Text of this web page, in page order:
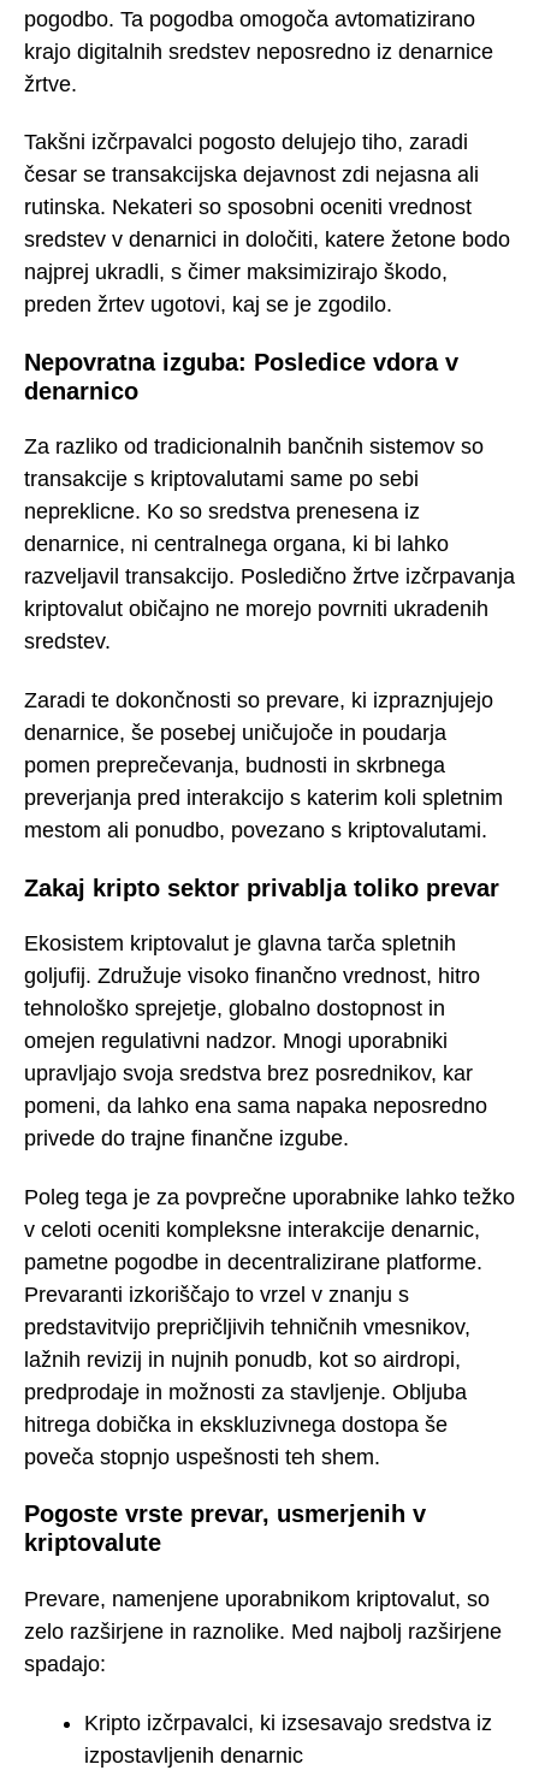
pogodbo. Ta pogodba omogoča avtomatizirano
krajo digitalnih sredstev neposredno iz denarnice
žrtve.
Takšni izčrpavalci pogosto delujejo tiho, zaradi
česar se transakcijska dejavnost zdi nejasna ali
rutinska. Nekateri so sposobni oceniti vrednost
sredstev v denarnici in določiti, katere žetone bodo
najprej ukradli, s čimer maksimizirajo škodo,
preden žrtev ugotovi, kaj se je zgodilo.
Nepovratna izguba: Posledice vdora v
denarnico
Za razliko od tradicionalnih bančnih sistemov so
transakcije s kriptovalutami same po sebi
nepreklicne. Ko so sredstva prenesena iz
denarnice, ni centralnega organa, ki bi lahko
razveljavil transakcijo. Posledično žrtve izčrpavanja
kriptovalut običajno ne morejo povrniti ukradenih
sredstev.
Zaradi te dokončnosti so prevare, ki izpraznjujejo
denarnice, še posebej uničujoče in poudarja
pomen preprečevanja, budnosti in skrbnega
preverjanja pred interakcijo s katerim koli spletnim
mestom ali ponudbo, povezano s kriptovalutami.
Zakaj kripto sektor privablja toliko prevar
Ekosistem kriptovalut je glavna tarča spletnih
goljufij. Združuje visoko finančno vrednost, hitro
tehnološko sprejetje, globalno dostopnost in
omejen regulativni nadzor. Mnogi uporabniki
upravljajo svoja sredstva brez posrednikov, kar
pomeni, da lahko ena sama napaka neposredno
privede do trajne finančne izgube.
Poleg tega je za povprečne uporabnike lahko težko
v celoti oceniti kompleksne interakcije denarnic,
pametne pogodbe in decentralizirane platforme.
Prevaranti izkoriščajo to vrzel v znanju s
predstavitvijo prepričljivih tehničnih vmesnikov,
lažnih revizij in nujnih ponudb, kot so airdropi,
predprodaje in možnosti za stavljenje. Obljuba
hitrega dobička in ekskluzivnega dostopa še
poveča stopnjo uspešnosti teh shem.
Pogoste vrste prevar, usmerjenih v
kriptovalute
Prevare, namenjene uporabnikom kriptovalut, so
zelo razširjene in raznolike. Med najbolj razširjene
spadajo:
Kripto izčrpavalci, ki izsesavajo sredstva iz
izpostavljenih denarnic